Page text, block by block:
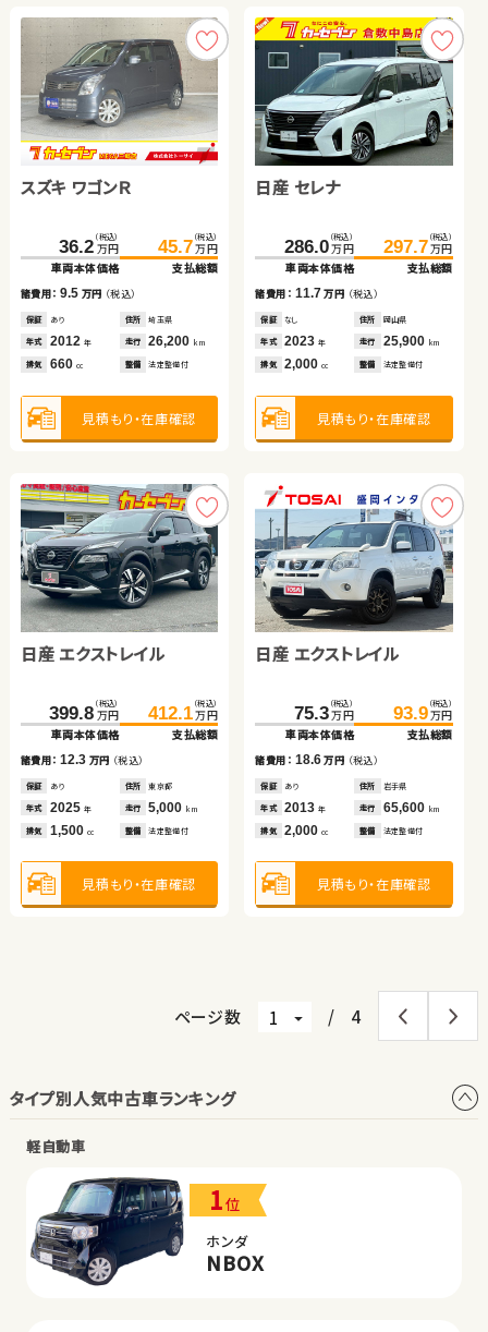
スズキ ワゴンＲ
36.2 （税込）
万円
車両本体価格
45.7 （税込）
万円
支払総額
諸費用：9.5 万円 （税込）
保証 あり 住所 埼玉県
年式 2012 年 走行 26,200 km
排気 660 cc 整備 法定整備付
見積もり・在庫確認
日産 セレナ
286.0 （税込）
万円
車両本体価格
297.7 （税込）
万円
支払総額
諸費用： 11.7万円 （税込）
保証 なし 住所 岡山県
年式 2023年 走行 25,900 km
排気 2,000cc 整備 法定整備付
見積もり・在庫確認
日産 エクストレイル
399.8 （税込）
万円
車両本体価格
412.1 （税込）
万円
支払総額
諸費用：12.3 万円 （税込）
保証 あり 住所 東京都
年式 2025 年 走行 5,000 km
排気 1,500 cc 整備 法定整備付
見積もり・在庫確認
日産 エクストレイル
75.3 （税込）
万円
車両本体価格
93.9 （税込）
万円
支払総額
諸費用： 18.6万円 （税込）
保証 あり 住所 岩手県
年式 2013年 走行 65,600 km
排気 2,000cc 整備 法定整備付
見積もり・在庫確認
ホンダ フィット ハイブリ
ッド
158.0（税込）
万円
諸費用：13.0万円（税込）
あり 山梨県
年式 2020年 走行
排気 1,500 整備 法定整備付
見積もり・在庫確認
スズキ ワゴンＲ
40.8（税込）
万円
諸費用：9.1 万円（税込）
あり
年式 2015年 走行
排気 650 整備 法定整備付
見積もり・在庫確認
トヨタ アクア
134.9（税込）
万円
139.9
諸費用：5.0 万円（税込）
あり 徳島県
年式 2020年 走行
排気 1,500 整備 法定整備付
見積もり・在庫確認
トヨタ ルーミー
93.0（税込）
万円
98.1
諸費用：5.1 万円（税込）
あり
年式 2019年 走行
排気 1,000 整備 法定整備付
見積もり・在庫確認
ダイハツ ムーヴ キャンバ
119.8 （税込）
万円
車両本体価格
129.9 （税込）
万円
支払総額
諸費用：10.1万円（税込）
保証 あり 住所 岩手県
年式 2021 年 走行 84,200 km
排気 660 cc 整備 法定整備付
見積もり・在庫確認
ホンダ フリード
227.0（税込）
諸費用：6.8 万円（税込）
あり
年式 2023年 走行
排気 1,500 整備 法定整備付
見積もり・在庫確認
スズキ ジムニー
210.5（税込）
万円
車両本体価格
諸費用：5.5 万円 （税込）
保証 なし 住所 長野県
年式 2022年 走行 25,000km
排気 660 整備 法定整備付
ホンダ フリード
234.7（税込）
万円
車両本体価格
240.8 （税込）
万円
支払総額
諸費用： 6.1万円（税込）
保証 なし 住所 岡山県
年式 2020年 走行 27,100 km
排気 1,500cc 整備 法定整備付
見積もり・在庫確認
ページ数 / 4
タイプ別人気中古車ランキング
軽自動車
1位
ホンダ
NBOX